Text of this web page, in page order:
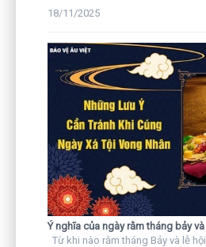
18/11/2025
Ý nghĩa của ngày rằm tháng bảy
Từ khi nào rằm tháng Bảy và lễ